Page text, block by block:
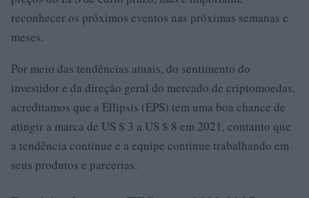
reconhecer os próximos eventos nas próximas semanas e
meses.
Por meio das tendências atuais, do sentimento do
investidor e da direção geral do mercado de criptomoedas,
acreditamos que a Ellipsis (EPS) tem uma boa chance de
atingir a marca de US $ 3 a US $ 8 em 2021, contanto que
a tendência continue e a equipe continue trabalhando em
seus produtos e parcerias.